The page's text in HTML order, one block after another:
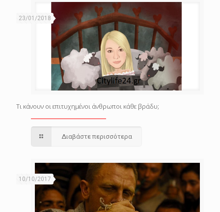
23/01/2018
Τι κάνουν οι επιτυχημένοι άνθρωποι κάθε βράδυ;
Διαβάστε περισσότερα
10/10/2017